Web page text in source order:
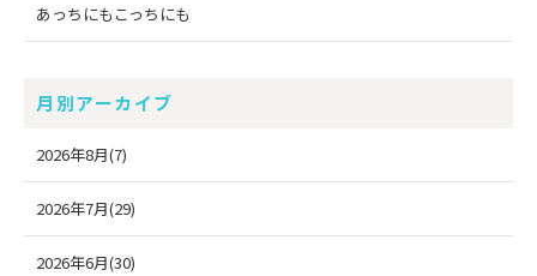
あっちにもこっちにも
月別アーカイブ
2026年8月(7)
2026年7月(29)
2026年6月(30)